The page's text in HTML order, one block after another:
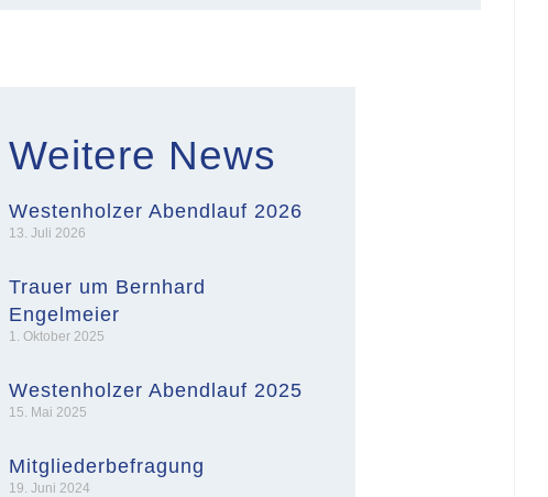
Weitere News
Westenholzer Abendlauf 2026
13. Juli 2026
Trauer um Bernhard
Engelmeier
1. Oktober 2025
Westenholzer Abendlauf 2025
15. Mai 2025
Mitgliederbefragung
19. Juni 2024